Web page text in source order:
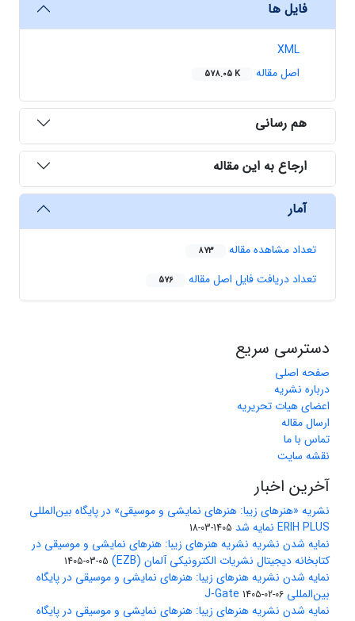
فایل ها
XML
اصل مقاله
578.05 K
هم رسانی
ارجاع به این مقاله
آمار
تعداد مشاهده مقاله 873
تعداد دریافت فایل اصل مقاله 576
دسترسی سریع
صفحه اصلی
درباره نشریه
اعضای هیات تحریریه
ارسال مقاله
تماس با ما
نقشه سایت
آخرین اخبار
نشریه «هنرهای زیبا: هنرهای نمایشی و موسیقی» در پایگاه بین‌المللی
ERIH PLUS نمایه شد
1405-03-18
نمایه شدن نشریه نشریه هنرهای زیبا: هنرهای نمایشی و موسیقی در
کتابخانه دیجیتال نشریات الکترونیکی آلمان (EZB)
1405-03-05
نمایه شدن نشریه هنرهای زیبا: هنرهای نمایشی و موسیقی در پایگاه
بین‌المللی J-Gate 1405-02-06
نمایه شدن نشریه هنرهای زیبا: هنرهای نمایشی و موسیقی در پایگاه